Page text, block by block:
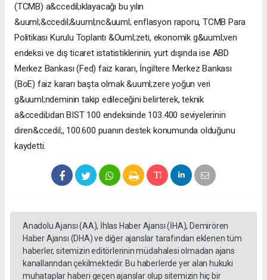
(TCMB) a&ccedil;ıklayacağı bu yılın
&uuml;&ccedil;&uuml;nc&uuml; enflasyon raporu, TCMB Para
Politikası Kurulu Toplantı &Ouml;zeti, ekonomik g&uuml;ven
endeksi ve dış ticaret istatistiklerinin, yurt dışında ise ABD
Merkez Bankası (Fed) faiz kararı, İngiltere Merkez Bankası
(BoE) faiz kararı başta olmak &uuml;zere yoğun veri
g&uuml;ndeminin takip edileceğini belirterek, teknik
a&ccedil;ıdan BIST 100 endeksinde 103.400 seviyelerinin
diren&ccedil;, 100.600 puanın destek konumunda olduğunu
kaydetti.
Anadolu Ajansı (AA), İhlas Haber Ajansı (İHA), Demirören
Haber Ajansı (DHA) ve diğer ajanslar tarafından eklenen tüm
haberler, sitemizin editörlerinin müdahalesi olmadan ajans
kanallarından çekilmektedir. Bu haberlerde yer alan hukuki
muhataplar haberi geçen ajanslar olup sitemizin hiç bir